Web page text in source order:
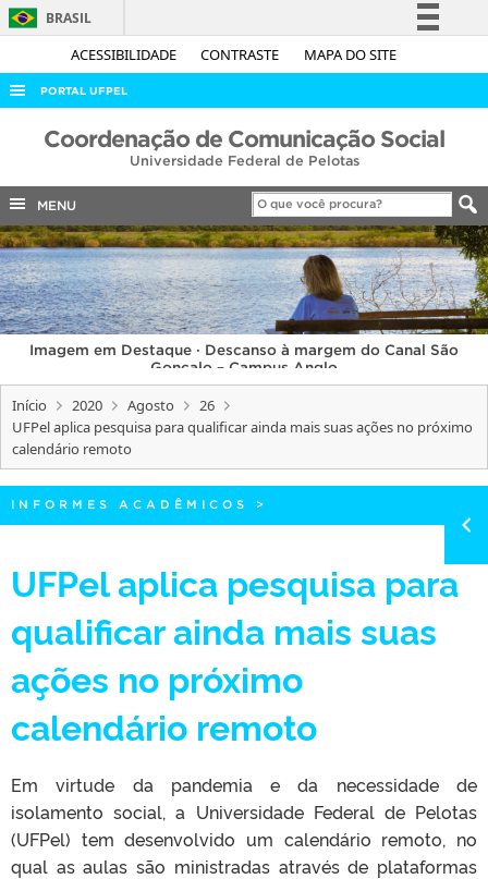
ACESSIBILIDADE CONTRASTE MAPA DO SITE
BRASIL
Simplifique!
Acesso à informação
Legislação
Canais
PORTAL UFPEL
ACESSO À INFORMAÇÃO
COBALTO
CONCURSOS
EDITAIS
INTERNACIONAL
OUVIDORIA
PORTARIAS
TELEFONES
Coordenação de Comunicação Social
Universidade Federal de Pelotas
MENU
Imagem em Destaque · Descanso à margem do Canal São
Gonçalo – Campus Anglo
Início 2020 Agosto
26
UFPel aplica pesquisa para qualificar ainda mais suas ações no próximo
calendário remoto
INFORMES ACADÊMICOS >
UFPel aplica pesquisa para
qualificar ainda mais suas
ações no próximo
calendário remoto
Em virtude da pandemia e da necessidade de
isolamento social, a Universidade Federal de Pelotas
(UFPel) tem desenvolvido um calendário remoto, no
qual as aulas são ministradas através de plataformas